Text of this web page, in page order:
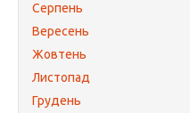
Серпень
Вересень
Жовтень
Листопад
Грудень